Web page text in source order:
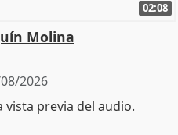
02:08
Molina
2026